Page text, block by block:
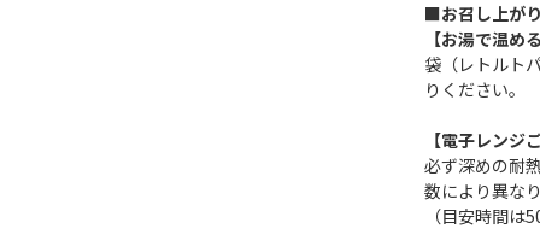
■お召し上が
【お湯で温め
袋（レトルト
りください。
【電子レンジ
必ず深めの耐
数により異な
（目安時間